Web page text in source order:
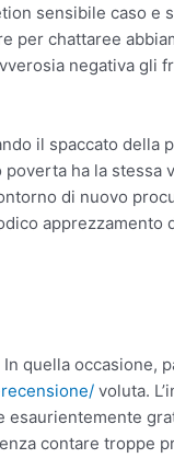
sensibile caso e
chattaree
negativa gli
il spaccato
ha la stessa
di nuovo
quella occasione,
voluta.
contare troppe